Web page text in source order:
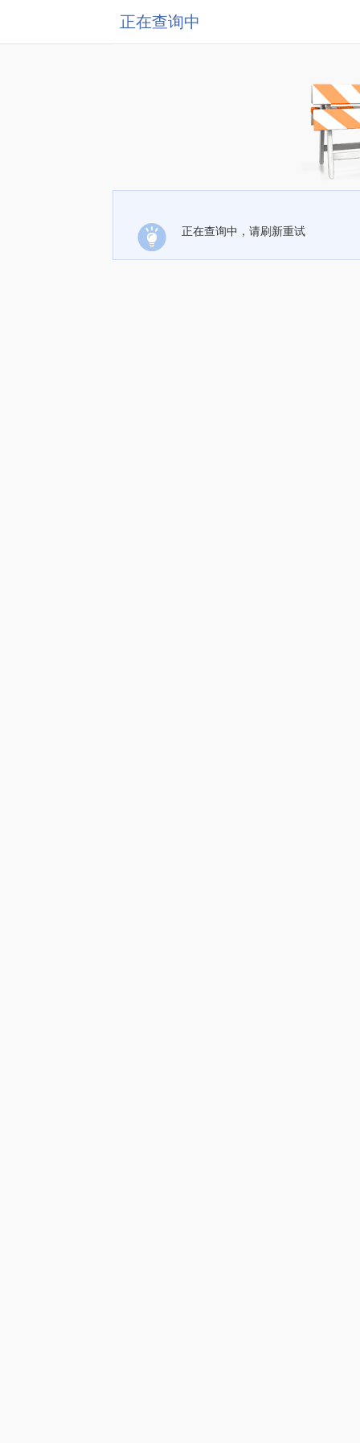
正在查询中
正在查询中，请刷新重试